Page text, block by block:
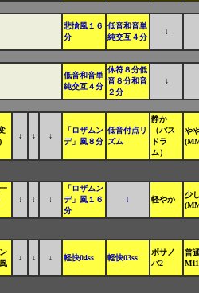
悲愴風１６
分
低音和音単
純交互４分
↓
低音和音単
純交互４分
休符８分低
音８分和音
２分
↓
↓ ↓ ↓
「ロザムン
デ」風８分
低音付点リ
ズム
静か
（バス
ドラ
ム）
や
↓ ↓ ↓
「ロザムン
デ」風１６
分
↓ 軽やか
少
↓ ↓ ↓ 軽快04ss 軽快03ss
ボサノ
バ2
普